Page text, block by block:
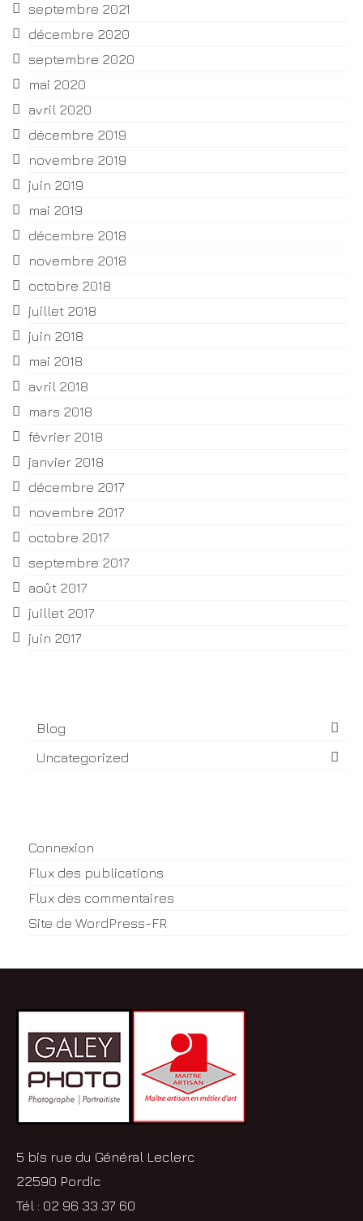
septembre 2021
décembre 2020
septembre 2020
mai 2020
avril 2020
décembre 2019
novembre 2019
juin 2019
mai 2019
décembre 2018
novembre 2018
octobre 2018
juillet 2018
juin 2018
mai 2018
avril 2018
mars 2018
février 2018
janvier 2018
décembre 2017
novembre 2017
octobre 2017
septembre 2017
août 2017
juillet 2017
juin 2017
Blog
Uncategorized
Connexion
Flux des publications
Flux des commentaires
Site de WordPress-FR
5 bis rue du Général Leclerc
22590 Pordic
Tél : 02 96 33 37 60